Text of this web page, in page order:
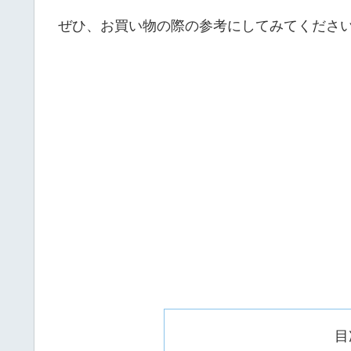
ぜひ、お買い物の際の参考にしてみてくださ